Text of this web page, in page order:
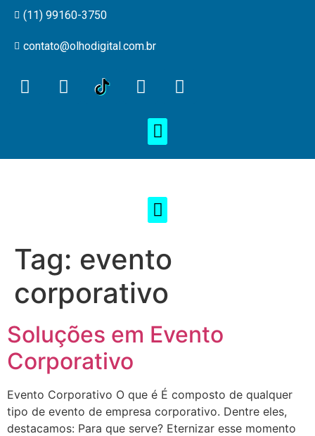
(11) 99160-3750
contato@olhodigital.com.br
Tag: evento
corporativo
Soluções em Evento
Corporativo
Evento Corporativo O que é É composto de qualquer
tipo de evento de empresa corporativo. Dentre eles,
destacamos: Para que serve? Eternizar esse momento